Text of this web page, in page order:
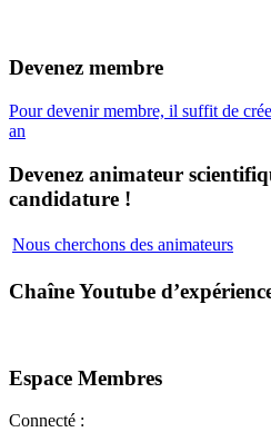
Devenez membre
Pour devenir membre, il suffit de
an
Devenez animateur
candidature !
Nous cherchons des animateurs
Chaîne Youtube
Espace Membres
Connecté :